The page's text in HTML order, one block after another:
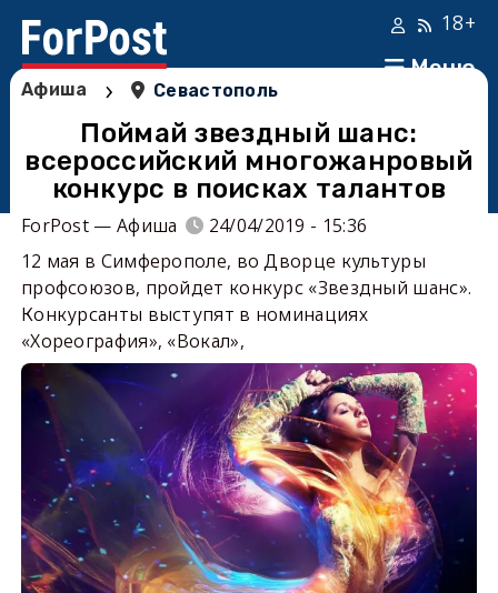
Меню
18+
Афиша › Севастополь
Поймай звездный шанс:
всероссийский многожанровый
конкурс в поисках талантов
ForPost — Афиша
24/04/2019 - 15:36
12 мая в Симферополе, во Дворце культуры
профсоюзов, пройдет конкурс «Звездный шанс».
Конкурсанты выступят в номинациях
«Хореография», «Вокал»,